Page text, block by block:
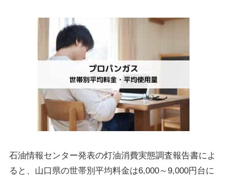
石油情報センター発表の灯油消費実態調査報告書によ
ると、山口県の世帯別平均料金は6,000～9,000円台に